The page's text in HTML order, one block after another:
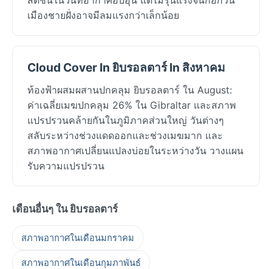
เมืองชายฝั่งอาจมีลมแรงกว่าเล็กน้อย
Cloud Cover In ยิบรอลตาร์ In สิงหาคม
ท้องฟ้าผสมผสานปกคลุม ยิบรอลตาร์ ใน August:
ค่าเฉลี่ยเมฆปกคลุม 26% ใน Gibraltar และสภาพ
แปรปรวนคล้ายกันในภูมิภาคส่วนใหญ่ วันต่างๆ
สลับระหว่างช่วงแดดออกและช่วงเมฆมาก และ
สภาพอากาศเปลี่ยนแปลงบ่อยในระหว่างวัน วางแผน
รับความแปรปรวน
เดือนอื่นๆ ใน ยิบรอลตาร์
สภาพอากาศในเดือนมกราคม
สภาพอากาศในเดือนกุมภาพันธ์